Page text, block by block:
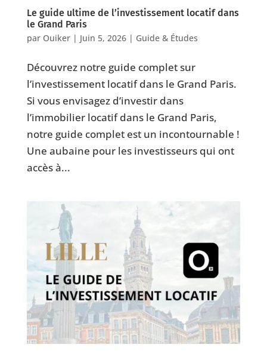
Le guide ultime de l’investissement locatif dans
le Grand Paris
par Ouiker| Juin 5, 2026| Guide & Études
Découvrez notre guide complet sur
l’investissement locatif dans le Grand Paris.
Si vous envisagez d’investir dans
l’immobilier locatif dans le Grand Paris,
notre guide complet est un incontournable !
Une aubaine pour les investisseurs qui ont
accès à...